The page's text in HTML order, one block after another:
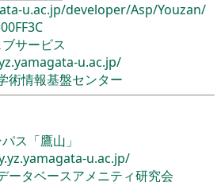
u.ac.jp/developer/Asp/Youzan/
サービス
u.ac.jp/
術情報基盤センター
ス「鷹山」
u.ac.jp/
ータベースアメニティ研究会